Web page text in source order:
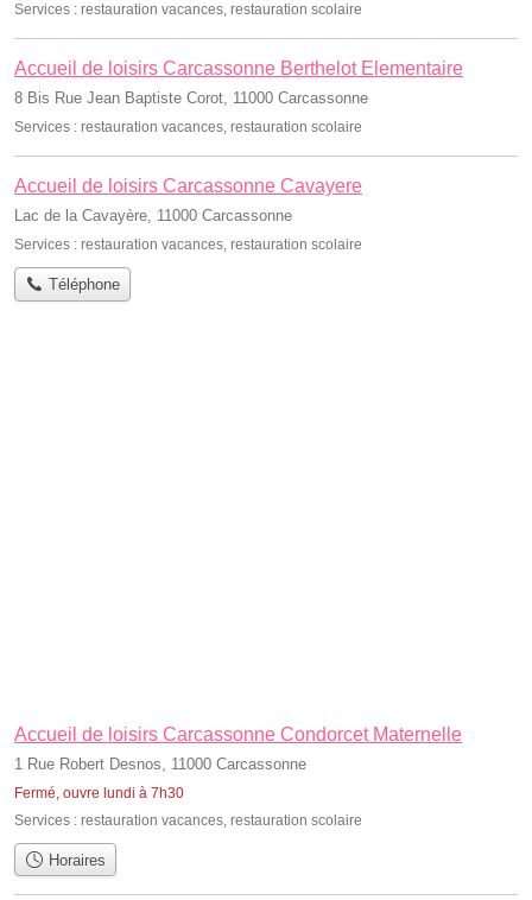
Services : restauration vacances, restauration scolaire
Accueil de loisirs Carcassonne Berthelot Elementaire
8 Bis Rue Jean Baptiste Corot, 11000 Carcassonne
Services : restauration vacances, restauration scolaire
Accueil de loisirs Carcassonne Cavayere
Lac de la Cavayère, 11000 Carcassonne
Services : restauration vacances, restauration scolaire
Téléphone
Accueil de loisirs Carcassonne Condorcet Maternelle
1 Rue Robert Desnos, 11000 Carcassonne
Fermé, ouvre lundi à 7h30
Services : restauration vacances restauration scolaire
Horaires